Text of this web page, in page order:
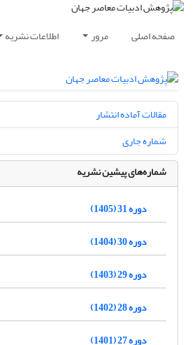
صفحه اصلی مرور اطلاعات نشریه
مقالات آماده انتشار
شماره جاری
شماره‌های پیشین نشریه
دوره 31 (1405)
دوره 30 (1404)
دوره 29 (1403)
دوره 28 (1402)
دوره 27 (1401)